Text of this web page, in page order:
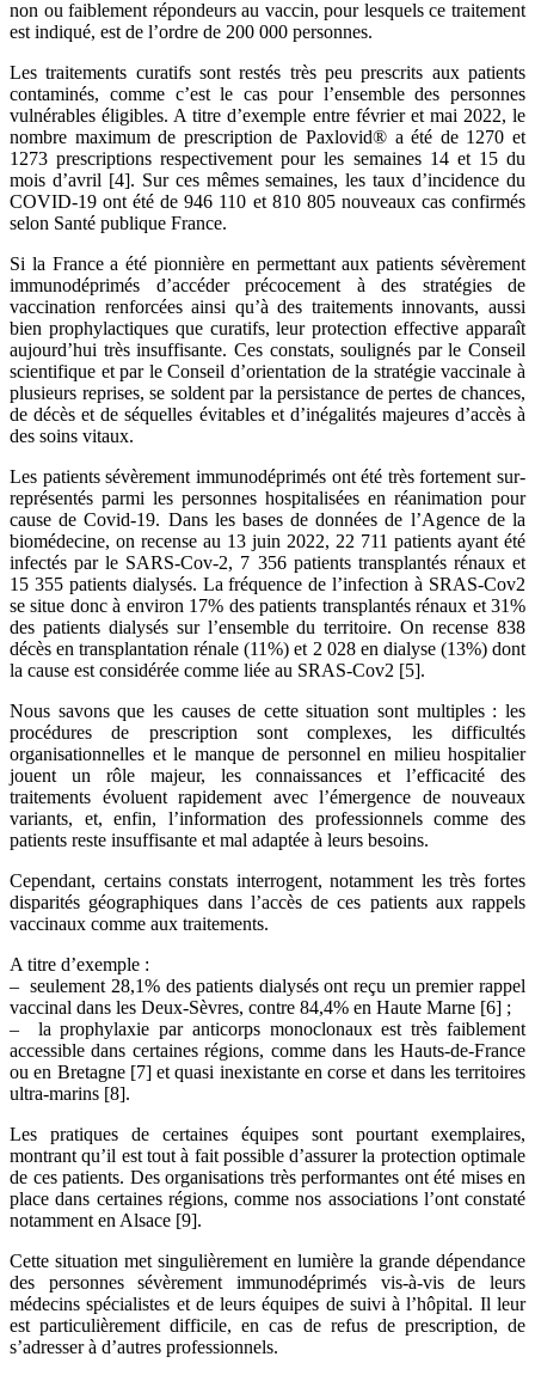
non ou faiblement répondeurs au vaccin, pour lesquels ce traitement
est indiqué, est de l’ordre de 200 000 personnes.
Les traitements curatifs sont restés très peu prescrits aux patients
contaminés, comme c’est le cas pour l’ensemble des personnes
vulnérables éligibles. A titre d’exemple entre février et mai 2022, le
nombre maximum de prescription de Paxlovid® a été de 1270 et
1273 prescriptions respectivement pour les semaines 14 et 15 du
mois d’avril [4]. Sur ces mêmes semaines, les taux d’incidence du
COVID-19 ont été de 946 110 et 810 805 nouveaux cas confirmés
selon Santé publique France.
Si la France a été pionnière en permettant aux patients sévèrement
immunodéprimés d’accéder précocement à des stratégies de
vaccination renforcées ainsi qu’à des traitements innovants, aussi
bien prophylactiques que curatifs, leur protection effective apparaît
aujourd’hui très insuffisante. Ces constats, soulignés par le Conseil
scientifique et par le Conseil d’orientation de la stratégie vaccinale à
plusieurs reprises, se soldent par la persistance de pertes de chances,
de décès et de séquelles évitables et d’inégalités majeures d’accès à
des soins vitaux.
Les patients sévèrement immunodéprimés ont été très fortement sur-
représentés parmi les personnes hospitalisées en réanimation pour
cause de Covid-19. Dans les bases de données de l’Agence de la
biomédecine, on recense au 13 juin 2022, 22 711 patients ayant été
infectés par le SARS-Cov-2, 7 356 patients transplantés rénaux et
15 355 patients dialysés. La fréquence de l’infection à SRAS-Cov2
se situe donc à environ 17% des patients transplantés rénaux et 31%
des patients dialysés sur l’ensemble du territoire. On recense 838
décès en transplantation rénale (11%) et 2 028 en dialyse (13%) dont
la cause est considérée comme liée au SRAS-Cov2 [5].
Nous savons que les causes de cette situation sont multiples : les
procédures de prescription sont complexes, les difficultés
organisationnelles et le manque de personnel en milieu hospitalier
jouent un rôle majeur, les connaissances et l’efficacité des
traitements évoluent rapidement avec l’émergence de nouveaux
variants, et, enfin, l’information des professionnels comme des
patients reste insuffisante et mal adaptée à leurs besoins.
Cependant, certains constats interrogent, notamment les très fortes
disparités géographiques dans l’accès de ces patients aux rappels
vaccinaux comme aux traitements.
A titre d’exemple :
– seulement 28,1% des patients dialysés ont reçu un premier rappel
vaccinal dans les Deux-Sèvres, contre 84,4% en Haute Marne [6] ;
– la prophylaxie par anticorps monoclonaux est très faiblement
accessible dans certaines régions, comme dans les Hauts-de-France
ou en Bretagne [7] et quasi inexistante en corse et dans les territoires
ultra-marins [8].
Les pratiques de certaines équipes sont pourtant exemplaires,
montrant qu’il est tout à fait possible d’assurer la protection optimale
de ces patients. Des organisations très performantes ont été mises en
place dans certaines régions, comme nos associations l’ont constaté
notamment en Alsace [9].
Cette situation met singulièrement en lumière la grande dépendance
des personnes sévèrement immunodéprimés vis-à-vis de leurs
médecins spécialistes et de leurs équipes de suivi à l’hôpital. Il leur
est particulièrement difficile, en cas de refus de prescription, de
s’adresser à d’autres professionnels.